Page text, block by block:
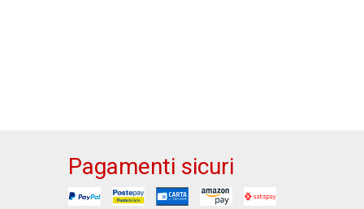
Pagamenti sicuri